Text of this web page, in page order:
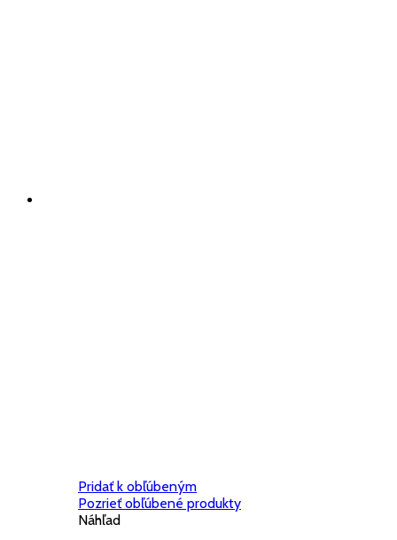
Pridať k obľúbeným
Pozrieť obľúbené produkty
Náhľad